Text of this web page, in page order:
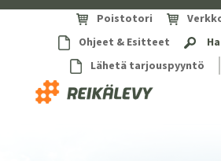
Poistotori
Ohjeet & Esitteet
Lähetä tarjouspyyntö